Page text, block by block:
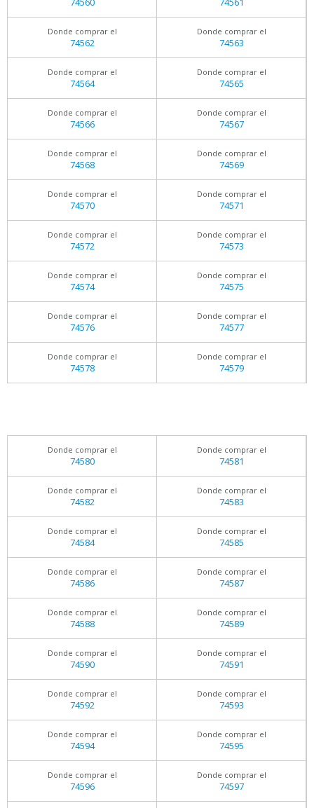
Donde comprar el
74562
Donde comprar el
74563
Donde comprar el
74564
Donde comprar el
74565
Donde comprar el
74566
Donde comprar el
74567
Donde comprar el
74568
Donde comprar el
74569
Donde comprar el
74570
Donde comprar el
74571
Donde comprar el
74572
Donde comprar el
74573
Donde comprar el
74574
Donde comprar el
74575
Donde comprar el
74576
Donde comprar el
74577
Donde comprar el
74578
Donde comprar el
74579
Donde comprar el
74580
Donde comprar el
74581
Donde comprar el
74582
Donde comprar el
74583
Donde comprar el
74584
Donde comprar el
74585
Donde comprar el
74586
Donde comprar el
74587
Donde comprar el
74588
Donde comprar el
74589
Donde comprar el
74590
Donde comprar el
74591
Donde comprar el
74592
Donde comprar el
74593
Donde comprar el
74594
Donde comprar el
74595
Donde comprar el
74596
Donde comprar el
74597